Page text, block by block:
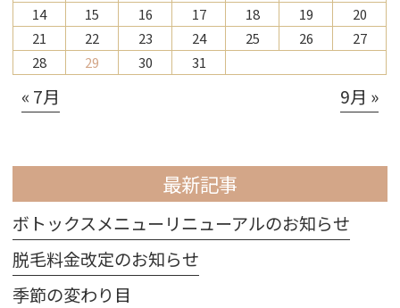
14
15 16 17 18 19
20
21
22 23 24 25 26
27
28
29 30 31
« 7月 9月 »
最新記事
ボトックスメニューリニューアルのお知らせ
脱毛料金改定のお知らせ
季節の変わり目